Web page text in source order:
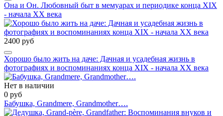
Она и Он. Любовный быт в мемуарах и периодике конца XIX
- начала XX века
2400 руб
Хорошо было жить на даче: Дачная и усадебная жизнь в
фотографиях и воспоминаниях конца ХIХ - начала ХХ века
Нет в наличии
0 руб
Бабушка, Grandmere, Grandmother….